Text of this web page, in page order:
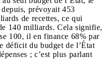
prévoyait 453
de recettes, ce qui
140 milliards. Cela signifie,
100, il en finance 68% par
déficit du budget de l’État
; c’est plus parlant